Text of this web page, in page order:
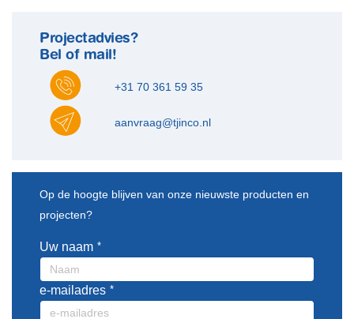
Projectadvies?
Bel of mail!
+31 70 361 59 35
aanvraag@tjinco.nl
Leave
this
blank
Op de hoogte blijven van onze nieuwste producten en
projecten?
Uw naam
e-mailadres